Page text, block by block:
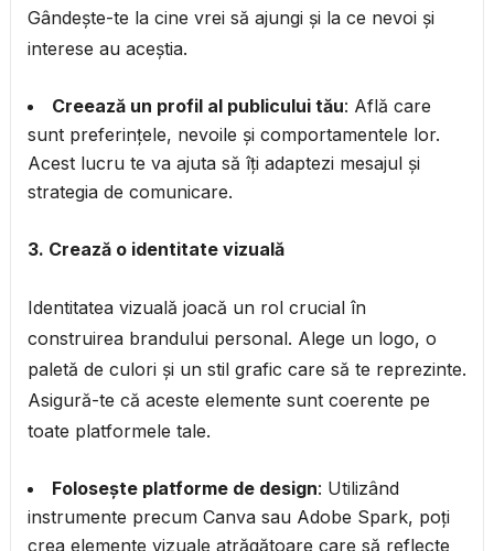
Gândește-te la cine vrei să ajungi și la ce nevoi și
interese au aceștia.
Creează un profil al publicului tău: Află care
sunt preferințele, nevoile și comportamentele lor.
Acest lucru te va ajuta să îți adaptezi mesajul și
strategia de comunicare.
3. Crează o identitate vizuală
Identitatea vizuală joacă un rol crucial în
construirea brandului personal. Alege un logo, o
paletă de culori și un stil grafic care să te reprezinte.
Asigură-te că aceste elemente sunt coerente pe
toate platformele tale.
Folosește platforme de design: Utilizând
instrumente precum Canva sau Adobe Spark, poți
crea elemente vizuale atrăgătoare care să reflecte